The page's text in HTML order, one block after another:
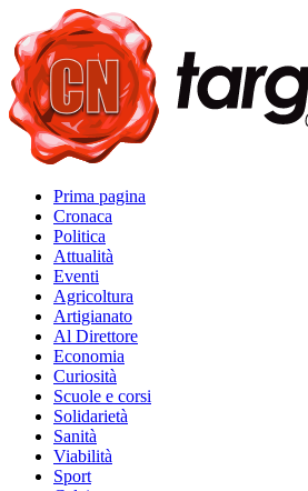
Prima pagina
Cronaca
Politica
Attualità
Eventi
Agricoltura
Artigianato
Al Direttore
Economia
Curiosità
Scuole e corsi
Solidarietà
Sanità
Viabilità
Sport